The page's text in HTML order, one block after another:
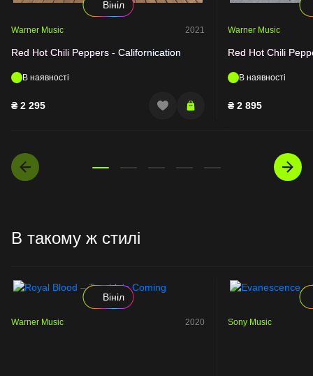
Вініл
Warner Music 2021
Red Hot Chili Peppers - Californication
В наявності
₴ 2 295
Warner Music
Red Hot Chili
В наявності
₴ 2 895
В такому ж стилі
Вініл
Warner Music 2020 Sony Music